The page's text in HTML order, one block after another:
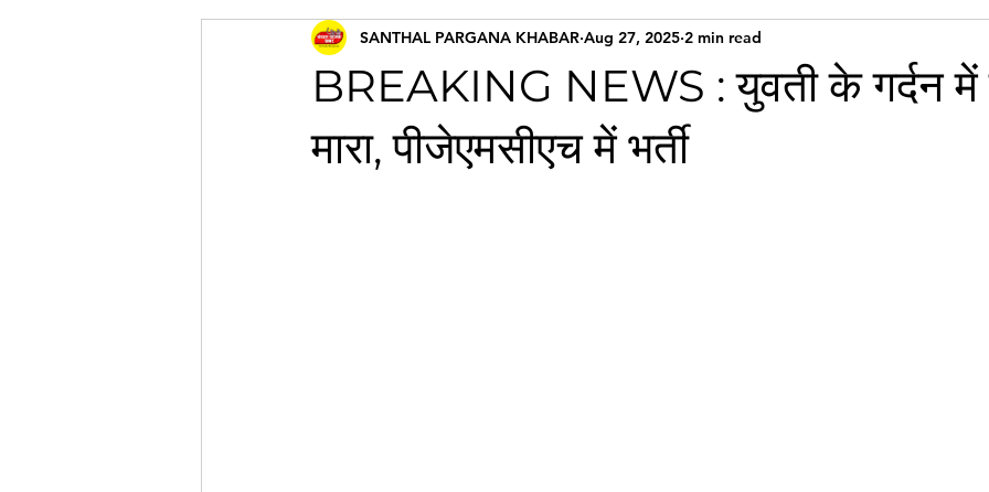
BREAKING NEWS : युवती के गर्दन
मारा, पीजेएमसीएच में भर्ती
SANTHAL PARGANA KHABAR Aug 27, 2025 2 min read